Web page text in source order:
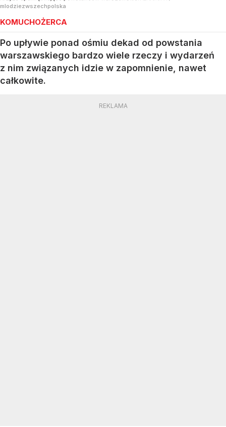
mlodziezwszechpolska
KOMUCHOŻERCA
Po upływie ponad ośmiu dekad od powstania
warszawskiego bardzo wiele rzeczy i wydarzeń
z nim związanych idzie w zapomnienie, nawet
całkowite.